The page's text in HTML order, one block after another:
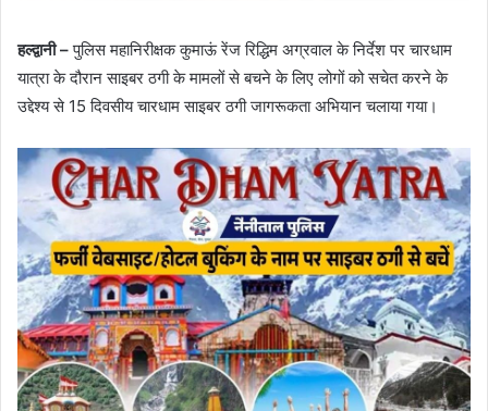
हल्द्वानी –पुलिस महानिरीक्षक कुमाऊं रेंज रिद्धिम अग्रवाल के निर्देश पर चारधाम
यात्रा के दौरान साइबर ठगी के मामलों से बचने के लिए लोगों को सचेत करने के
उद्देश्य से 15 दिवसीय चारधाम साइबर ठगी जागरूकता अभियान चलाया गया।